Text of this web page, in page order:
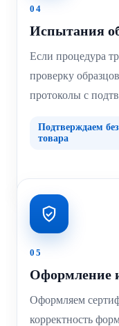
04
Испытания
Если процедура
проверку
протоколы с
Подтверждаем
товара
05
Оформление
Оформляем
корректность